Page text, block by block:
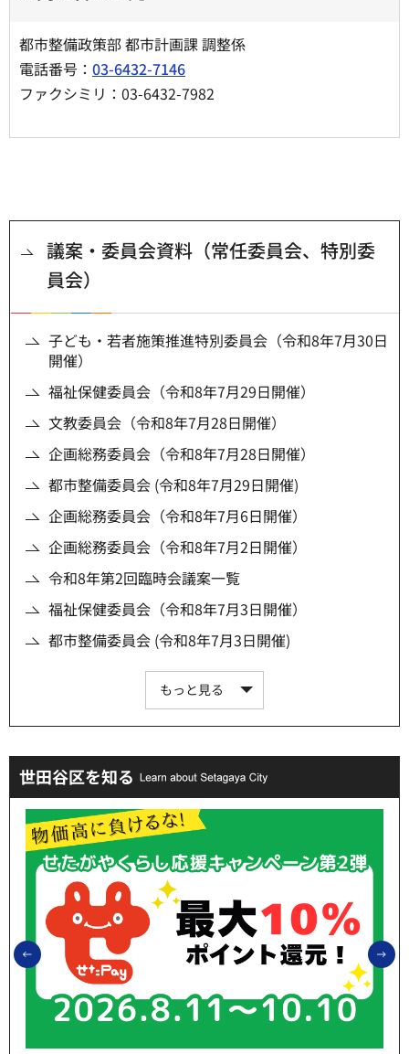
都市整備政策部 都市計画課 調整係
電話番号： 03-6432-7146
ファクシミリ：03-6432-7982
議案・委員会資料（常任委員会、特別委
員会）
子ども・若者施策推進特別委員会（令和8年7月30日
開催）
福祉保健委員会（令和8年7月29日開催）
文教委員会（令和8年7月28日開催）
企画総務委員会（令和8年7月28日開催）
都市整備委員会 (令和8年7月29日開催)
企画総務委員会（令和8年7月6日開催）
企画総務委員会（令和8年7月2日開催）
令和8年第2回臨時会議案一覧
福祉保健委員会（令和8年7月3日開催）
都市整備委員会 (令和8年7月3日開催)
もっと見る
世田谷区を知る
前のスライドを表示